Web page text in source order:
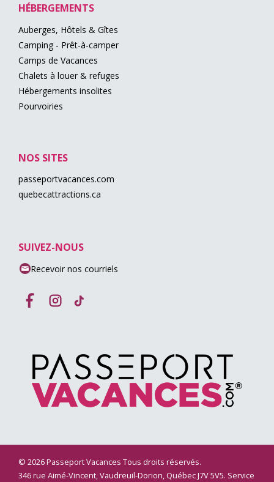
HÉBERGEMENTS
Auberges, Hôtels & Gîtes
Camping - Prêt-à-camper
Camps de Vacances
Chalets à louer & refuges
Hébergements insolites
Pourvoiries
NOS SITES
passeportvacances.com
quebecattractions.ca
SUIVEZ-NOUS
Recevoir nos courriels
© 2026 Passeport Vacances Tous droits réservés.
346 rue Aimé-Vincent, Vaudreuil-Dorion, Québec J7V 5V5. Service